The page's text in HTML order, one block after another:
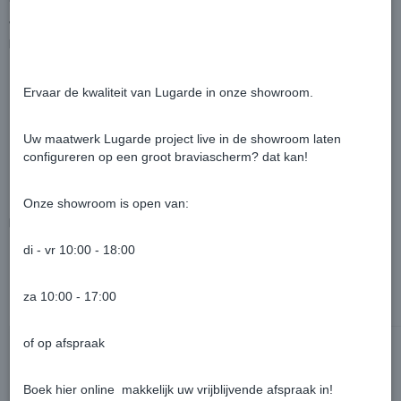
Wij bieden meer
Balustrades (kruisdesign of verticaal design)
Ervaar de kwaliteit van Lugarde in onze showroom.
Uw maatwerk Lugarde project live in de showroom laten
configureren op een groot braviascherm? dat kan!
Onze showroom is open van:
di - vr 10:00 - 18:00
za 10:00 - 17:00
of op afspraak
Boek hier online makkelijk uw vrijblijvende afspraak in!